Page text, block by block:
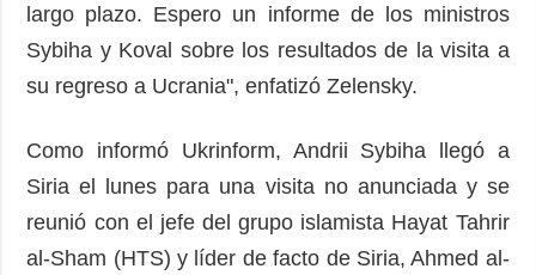
largo plazo. Espero un informe de los ministros
Sybiha y Koval sobre los resultados de la visita a
su regreso a Ucrania", enfatizó Zelensky.
Como informó Ukrinform, Andrii Sybiha llegó a
Siria el lunes para una visita no anunciada y se
reunió con el jefe del grupo islamista Hayat Tahrir
al-Sham (HTS) y líder de facto de Siria, Ahmed al-